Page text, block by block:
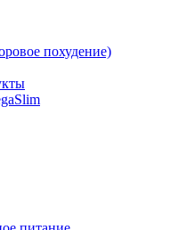
похудение)